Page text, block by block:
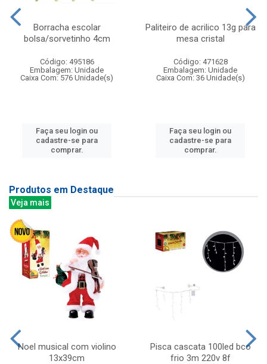
Borracha escolar
bolsa/sorvetinho 4cm
Código: 495186
Embalagem: Unidade
Caixa Com: 576 Unidade(s)
Faça seu login ou
cadastre-se para
comprar.
Paliteiro de acrilico 13g para
mesa cristal
Código: 471628
Embalagem: Unidade
Caixa Com: 36 Unidade(s)
Faça seu login ou
cadastre-se para
comprar.
Produtos em Destaque
Veja mais
Noel musical com violino
13x39cm
Pisca cascata 100led bco
frio 3m 220v 8f